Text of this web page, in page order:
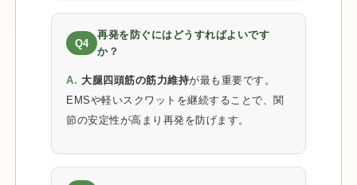
Q4
再発を防ぐにはどうすればよいです
か？
A. 大腿四頭筋の筋力維持が最も重要です。
EMSや軽いスクワットを継続することで、関
節の安定性が高まり再発を防げます。